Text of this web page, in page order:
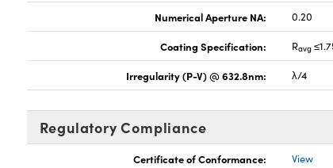
Numerical Aperture NA: 0.20
Coating Specification: Ravg
Irregularity (P-V) @ 632.8nm: λ/4
Regulatory Compliance
Certificate of Conformance: View